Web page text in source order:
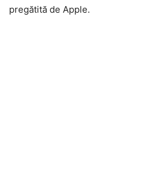
pregătită de Apple.